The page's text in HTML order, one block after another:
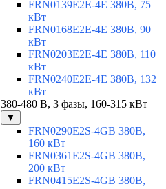
FRN0139E2E-4E 380В, 75
кВт
FRN0168E2E-4E 380В, 90
кВт
FRN0203E2E-4E 380В, 110
кВт
FRN0240E2E-4E 380В, 132
кВт
380-480 В, 3 фазы, 160-315 кВт
▼
FRN0290E2S-4GB 380В,
160 кВт
FRN0361E2S-4GB 380В,
200 кВт
FRN0415E2S-4GB 380В,